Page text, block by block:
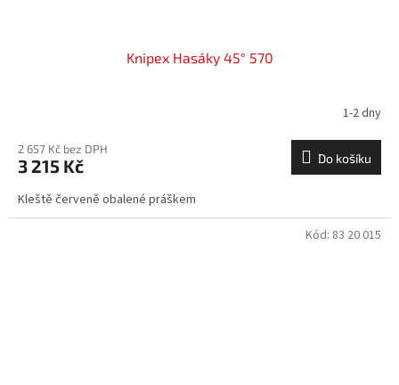
Knipex Hasáky 45° 570
1-2 dny
2 657 Kč bez DPH
3 215 Kč Do košíku
Kleště červeně obalené práškem
Kód: 83 20 015